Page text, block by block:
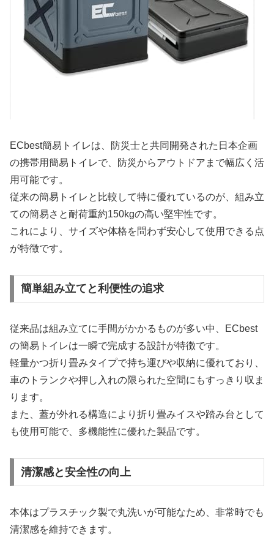
ECbest簡易トイレは、防災士と共同開発された日本企画
の携帯用簡易トイレで、防災からアウトドアまで幅広く活
用可能です。
従来の簡易トイレと比較して特に優れているのが、組み立
ての簡易さと耐荷重約150kgの高い堅牢性です。
これにより、サイズや体格を問わず安心して使用できる点
が特徴です。
簡単組み立てと利便性の追求
従来品は組み立てに手間がかかるものが多い中、ECbest
の簡易トイレは一瞬で完成する設計が特徴です。
軽量かつ折り畳みタイプで持ち運びや収納に優れており、
車のトランクや押し入れの限られた空間にもすっきり収ま
ります。
また、蓋が外れる構造により折り畳みイスや踏み台として
も使用可能で、多機能性に優れた製品です。
清潔感と安全性の向上
本体はプラスチック製で丸洗いが可能なため、非常時でも
清潔感を維持できます。